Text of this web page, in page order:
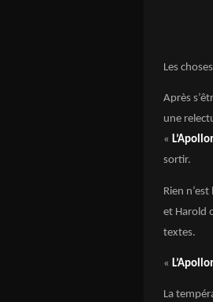
Les
Après
une
«
sortir.
Rien
et Harold
textes.
«
La